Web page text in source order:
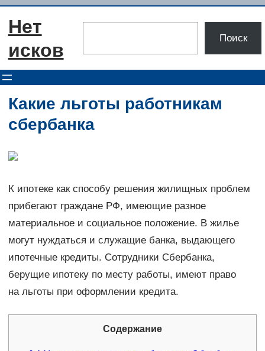
Перейти
Нет
исков
Поиск
Какие льготы работникам
сбербанка
К ипотеке как способу решения жилищных проблем
прибегают граждане РФ, имеющие разное
материальное и социальное положение. В жилье
могут нуждаться и служащие банка, выдающего
ипотечные кредиты. Сотрудники Сбербанка,
берущие ипотеку по месту работы, имеют право
на льготы при оформлении кредита.
Содержание